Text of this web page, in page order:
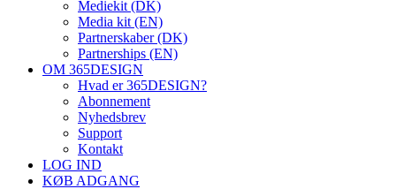
Mediekit (DK)
Media kit (EN)
Partnerskaber (DK)
Partnerships (EN)
OM 365DESIGN
Hvad er 365DESIGN?
Abonnement
Nyhedsbrev
Support
Kontakt
LOG IND
KØB ADGANG